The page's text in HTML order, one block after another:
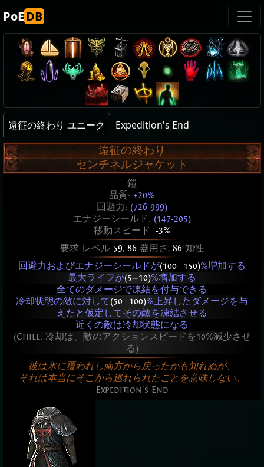
PoEDB
遠征の終わり ユニーク
Expedition's End
遠征の終わり
センチネルジャケット
鎧
品質: +20%
回避力: (726-999)
エナジーシールド: (147-205)
移動スピード: -3%
要求 レベル 59, 86 器用さ, 86 知性
回避力およびエナジーシールドが(100—150)%増加する
最大ライフが(5—10)%増加する
全てのダメージで凍結を付与できる
冷却状態の敵に対して(50—100)%上昇したダメージを与
えたと仮定してその敵を凍結させる
近くの敵は冷却状態になる
(Chill: 冷却は、敵のアクションスピードを10%減少させ
る)
彼は氷に覆われし南方から戻ったかも知れぬが、
それは本当にそこから逃れられたことを意味しない。
Expedition's End